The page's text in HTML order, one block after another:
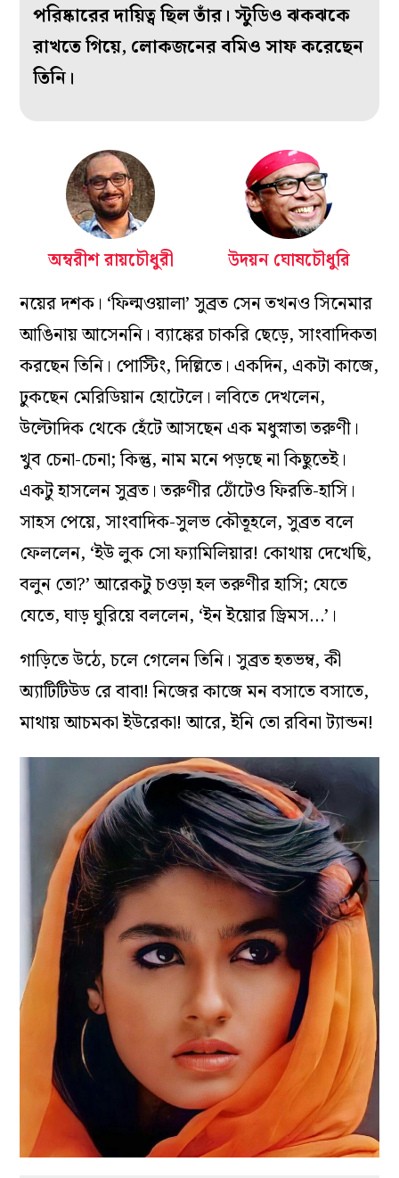
পরিষ্কারের দায়িত্ব ছিল তাঁর। স্টুডিও ঝকঝকে
রাখতে গিয়ে, লোকজনের বমিও সাফ করেছেন
তিনি।
অম্বরীশ রায়চৌধুরী
উদয়ন ঘোষচৌধুরি
নয়ের দশক। ‘ফিল্মওয়ালা’ সুব্রত সেন তখনও সিনেমার
আঙিনায় আসেননি। ব্যাঙ্কের চাকরি ছেড়ে, সাংবাদিকতা
করছেন তিনি। পোস্টিং, দিল্লিতে। একদিন, একটা কাজে,
ঢুকছেন মেরিডিয়ান হোটেলে। লবিতে দেখলেন,
উল্টোদিক থেকে হেঁটে আসছেন এক মধুস্নাতা তরুণী।
খুব চেনা-চেনা; কিন্তু, নাম মনে পড়ছে না কিছুতেই।
একটু হাসলেন সুব্রত। তরুণীর ঠোঁটেও ফিরতি-হাসি।
সাহস পেয়ে, সাংবাদিক-সুলভ কৌতূহলে, সুব্রত বলে
ফেললেন, ‘ইউ লুক সো ফ্যামিলিয়ার! কোথায় দেখেছি,
বলুন তো?’ আরেকটু চওড়া হল তরুণীর হাসি; যেতে
যেতে, ঘাড় ঘুরিয়ে বললেন, ‘ইন ইয়োর ড্রিমস…’।
গাড়িতে উঠে, চলে গেলেন তিনি। সুব্রত হতভম্ব, কী
অ্যাটিটিউড রে বাবা! নিজের কাজে মন বসাতে বসাতে,
মাথায় আচমকা ইউরেকা! আরে, ইনি তো রবিনা ট্যান্ডন!